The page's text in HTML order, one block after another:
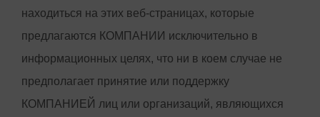
находиться на этих веб-страницах, которые
предлагаются КОМПАНИИ исключительно в
информационных целях, что ни в коем случае не
предполагает принятие или поддержку
КОМПАНИЕЙ лиц или организаций, являющихся